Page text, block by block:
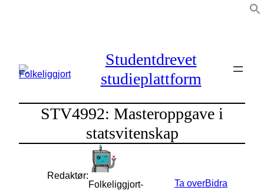
Studentdrevet
studieplattform
STV4992: Masteroppgave i
statsvitenskap
Redaktør:
Folkeliggjort-
Ta overBidra